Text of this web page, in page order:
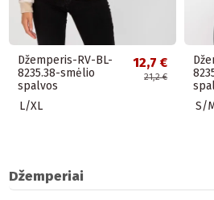
Džemperis-RV-BL-
8235.38-smėlio
spalvos
12,7 €
21,2 €
L/XL S/
Džemperiai